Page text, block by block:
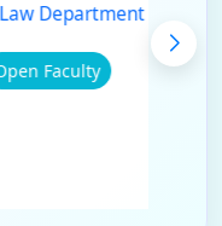
Law Department
Open Faculty